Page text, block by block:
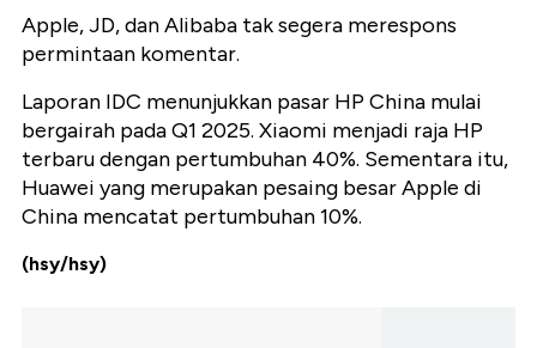
Apple, JD, dan Alibaba tak segera merespons
permintaan komentar.
Laporan IDC menunjukkan pasar HP China mulai
bergairah pada Q1 2025. Xiaomi menjadi raja HP
terbaru dengan pertumbuhan 40%. Sementara itu,
Huawei yang merupakan pesaing besar Apple di
China mencatat pertumbuhan 10%.
(hsy/hsy)